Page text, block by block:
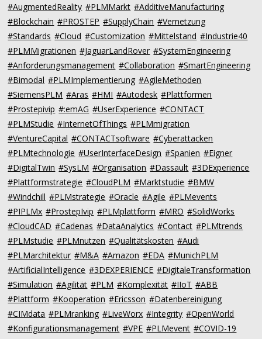
#AugmentedReality #PLMMarkt #AdditiveManufacturing
#Blockchain #PROSTEP #SupplyChain #Vernetzung
#Standards #Cloud #Customization #Mittelstand #Industrie40
#PLMMigrationen #JaguarLandRover #SystemEngineering
#Anforderungsmanagement #Collaboration #SmartEngineering
#Bimodal #PLMImplementierung #AgileMethoden
#SiemensPLM #Aras #HMI #Autodesk #Plattformen
#Prostepivip #:emAG #UserExperience #CONTACT
#PLMStudie #InternetOfThings #PLMmigration
#VentureCapital #CONTACTsoftware #Cyberattacken
#PLMtechnologie #UserInterfaceDesign #Spanien #Eigner
#DigitalTwin #SysLM #Organisation #Dassault #3DExperience
#Plattformstrategie #CloudPLM #Marktstudie #BMW
#Windchill #PLMstrategie #Oracle #Agile #PLMevents
#PIPLMx #ProstepIvip #PLMplattform #MRO #SolidWorks
#CloudCAD #Cadenas #DataAnalytics #Contact #PLMtrends
#PLMstudie #PLMnutzen #Qualitätskosten #Audi
#PLMarchitektur #M&A #Amazon #EDA #MunichPLM
#ArtificialIntelligence #3DEXPERIENCE #DigitaleTransformation
#Simulation #Agilität #PLM #Komplexität #IIoT #ABB
#Plattform #Kooperation #Ericsson #Datenbereinigung
#CIMdata #PLMranking #LiveWorx #Integrity #OpenWorld
#Konfigurationsmanagement #VPE #PLMevent #COVID-19